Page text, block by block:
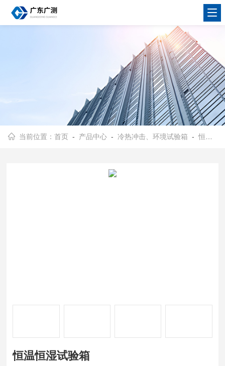
当前位置：首页 - 产品中心 -冷热冲击、环境试验箱 -恒温恒湿箱
恒温恒湿试验箱